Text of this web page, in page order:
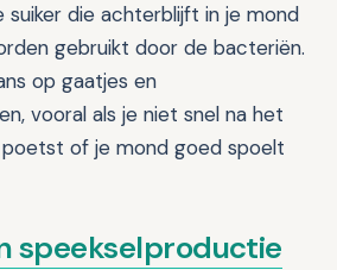
suiker die achterblijft in je mond
gebruikt door de bacteriën.
op gaatjes en
vooral als je niet snel na het
of je mond goed spoelt
speekselproductie